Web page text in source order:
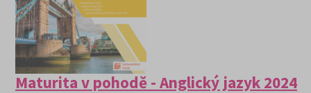
Maturita v pohodě - Anglický jazyk 2024